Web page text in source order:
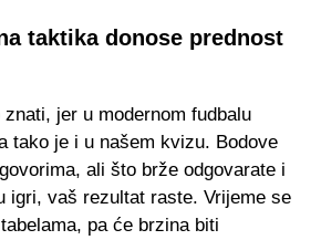
taktika donose prednost
jer u modernom fudbalu
tako je i u našem kvizu. Bodove
ali što brže odgovarate i
igri, vaš rezultat raste. Vrijeme se
pa će brzina biti